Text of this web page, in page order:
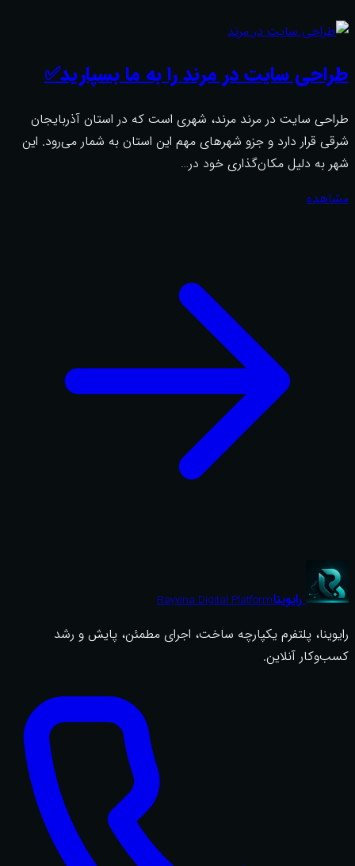
طراحی سایت در مرند را به ما بسپارید✅
طراحی سایت در مرند مرند، شهری است که در استان آذربایجان
شرقی قرار دارد و جزو شهرهای مهم این استان به شمار می‌رود. این
شهر به دلیل مکان‌گذاری خود در…
مشاهده
رایویناRayvina Digital Platform
رایوینا، پلتفرم یکپارچه ساخت، اجرای مطمئن، پایش و رشد
کسب‌وکار آنلاین.